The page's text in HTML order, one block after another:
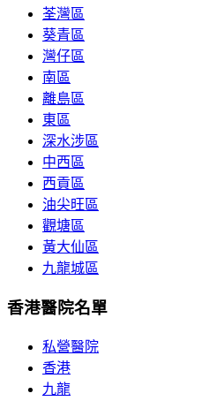
荃灣區
葵青區
灣仔區
南區
離島區
東區
深水涉區
中西區
西貢區
油尖旺區
觀塘區
黃大仙區
九龍城區
香港醫院名單
私營醫院
香港
九龍